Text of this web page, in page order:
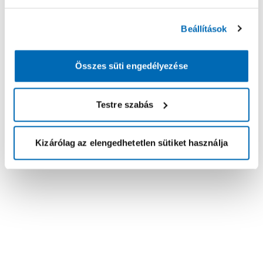
Beállítások
Összes süti engedélyezése
Testre szabás
Kizárólag az elengedhetetlen sütiket használja